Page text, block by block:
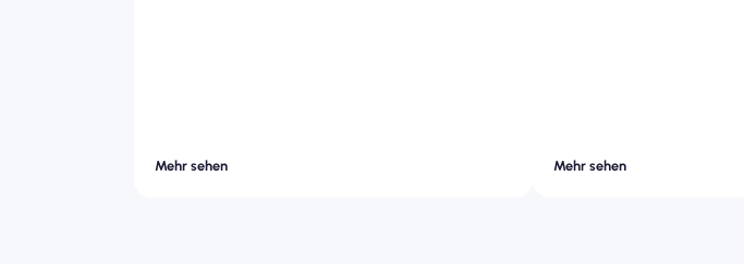
Mehr sehen Mehr sehen